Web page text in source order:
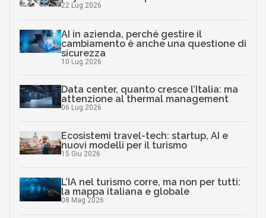
22 Lug 2026
AI in azienda, perché gestire il
cambiamento è anche una questione di
sicurezza
10 Lug 2026
Data center, quanto cresce l’Italia: ma
attenzione al thermal management
06 Lug 2026
Ecosistemi travel-tech: startup, AI e
nuovi modelli per il turismo
15 Giu 2026
L’IA nel turismo corre, ma non per tutti:
la mappa italiana e globale
08 Mag 2026